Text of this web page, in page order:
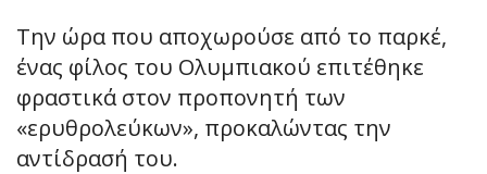
Την ώρα που αποχωρούσε από το παρκέ,
ένας φίλος του Ολυμπιακού επιτέθηκε
φραστικά στον προπονητή των
«ερυθρολεύκων», προκαλώντας την
αντίδρασή του.